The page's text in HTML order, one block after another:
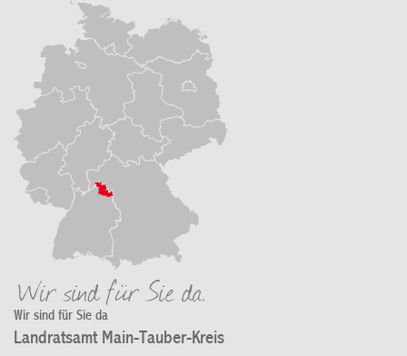
Wir sind für Sie da
Landratsamt Main-Tauber-Kreis